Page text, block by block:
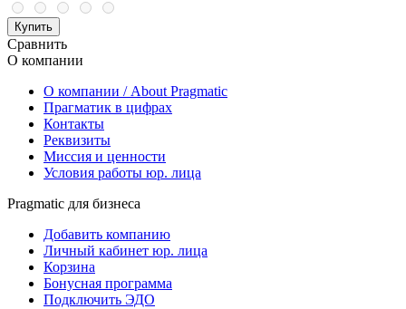
Купить
Сравнить
О компании
О компании / About Pragmatic
Прагматик в цифрах
Контакты
Реквизиты
Миссия и ценности
Условия работы юр. лица
Pragmatic для бизнеса
Добавить компанию
Личный кабинет юр. лица
Корзина
Бонусная программа
Подключить ЭДО